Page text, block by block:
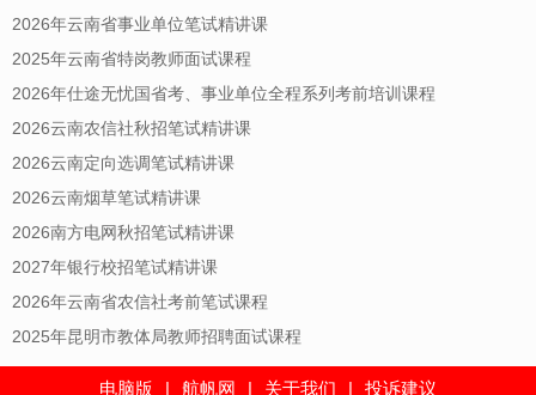
2026年云南省事业单位笔试精讲课
2025年云南省特岗教师面试课程
2026年仕途无忧国省考、事业单位全程系列考前培训课程
2026云南农信社秋招笔试精讲课
2026云南定向选调笔试精讲课
2026云南烟草笔试精讲课
2026南方电网秋招笔试精讲课
2027年银行校招笔试精讲课
2026年云南省农信社考前笔试课程
2025年昆明市教体局教师招聘面试课程
电脑版 | 航帆网 | 关于我们 | 投诉建议